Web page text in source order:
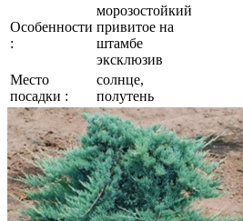
Особенности
:
морозостойкий
привитое на
штамбе
эксклюзив
Место
посадки :
солнце,
полутень